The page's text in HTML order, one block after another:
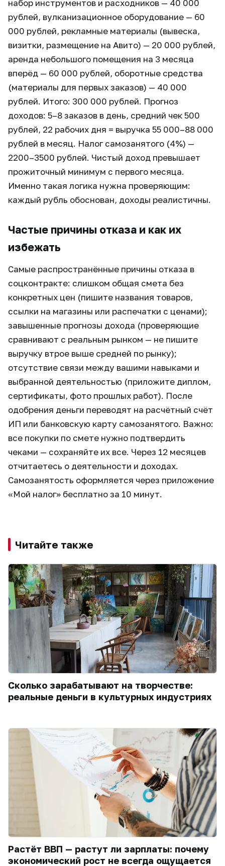
набор инструментов и расходников — 40 000
рублей, вулканизационное оборудование — 60
000 рублей, рекламные материалы (вывеска,
визитки, размещение на Авито) — 20 000 рублей,
аренда небольшого помещения на 3 месяца
вперёд — 60 000 рублей, оборотные средства
(материалы для первых заказов) — 40 000
рублей. Итого: 300 000 рублей. Прогноз
доходов: 5–8 заказов в день, средний чек 500
рублей, 22 рабочих дня = выручка 55 000–88 000
рублей в месяц. Налог самозанятого (4%) —
2200–3500 рублей. Чистый доход превышает
прожиточный минимум с первого месяца.
Именно такая логика нужна проверяющим:
каждый рубль обоснован, доходы реалистичны.
Частые причины отказа и как их
избежать
Самые распространённые причины отказа в
соцконтракте: слишком общая смета без
конкретных цен (пишите названия товаров,
ссылки на магазины или распечатки с ценами);
завышенные прогнозы дохода (проверяющие
сравнивают с реальным рынком — не пишите
выручку втрое выше средней по рынку);
отсутствие связи между вашими навыками и
выбранной деятельностью (приложите диплом,
сертификаты, фото прошлых работ). После
одобрения деньги переводят на расчётный счёт
ИП или банковскую карту самозанятого. Важно:
все покупки по смете нужно подтвердить
чеками — сохраняйте их все. Через 12 месяцев
отчитаетесь о деятельности и доходах.
Самозанятость оформляется через приложение
«Мой налог» бесплатно за 10 минут.
Читайте также
Сколько зарабатывают на творчестве:
реальные деньги в культурных индустриях
Растёт ВВП — растут ли зарплаты: почему
экономический рост не всегда ощущается